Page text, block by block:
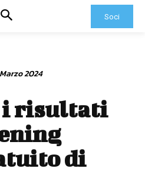
Soci
2024
i risultati
di